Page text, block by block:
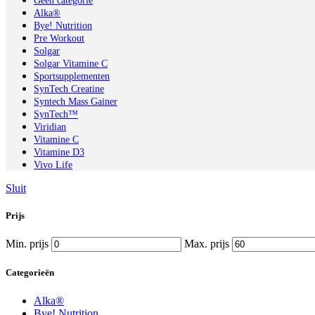
Alka®
Bye! Nutrition
Pre Workout
Solgar
Solgar Vitamine C
Sportsupplementen
SynTech Creatine
Syntech Mass Gainer
SynTech™
Viridian
Vitamine C
Vitamine D3
Vivo Life
Sluit
Prijs
Min. prijs Max. prijs
Categorieën
Alka®